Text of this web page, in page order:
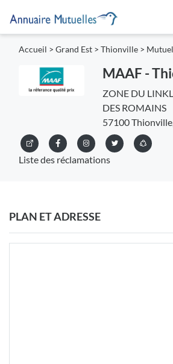
Accueil > Grand Est > Thionville >
MAAF -
ZONE DU
DES ROMAINS
57100
Liste des réclamations
PLAN ET ADRESSE